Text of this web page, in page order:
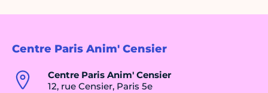
Centre Paris Anim' Censier
Centre Paris Anim' Censier
12, rue Censier, Paris 5e